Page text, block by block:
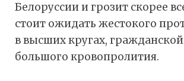
Белоруссии и грозит скорее
стоит ожидать жестокого
в высших кругах,
большого кровопролития.